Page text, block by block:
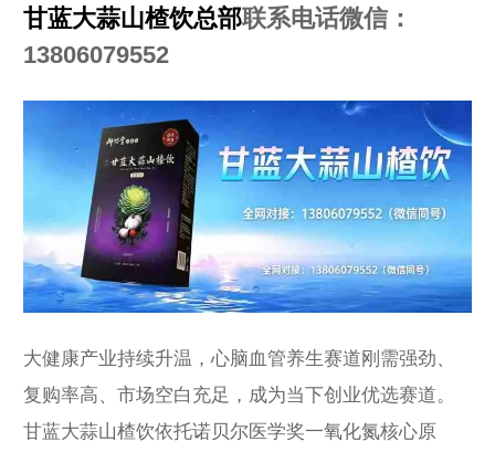
甘蓝大蒜山楂饮总部联系电话微信：
13806079552
大健康产业持续升温，心脑血管养生赛道刚需强劲、
复购率高、市场空白充足，成为当下创业优选赛道。
甘蓝大蒜山楂饮依托诺贝尔医学奖一氧化氮核心原